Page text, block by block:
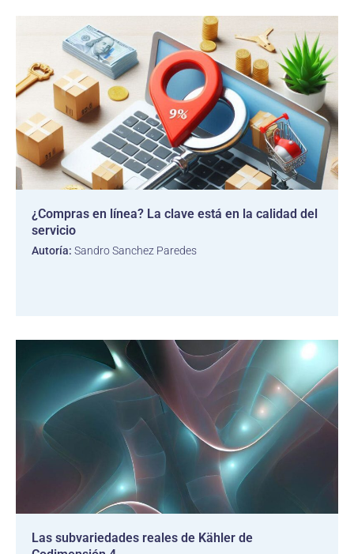
¿Compras en línea? La clave está en la calidad del
servicio
Autoría: Sandro Sanchez Paredes
Las subvariedades reales de Kähler de